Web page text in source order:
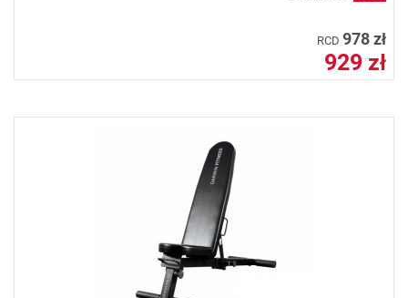
RCD 978 zł
929 zł